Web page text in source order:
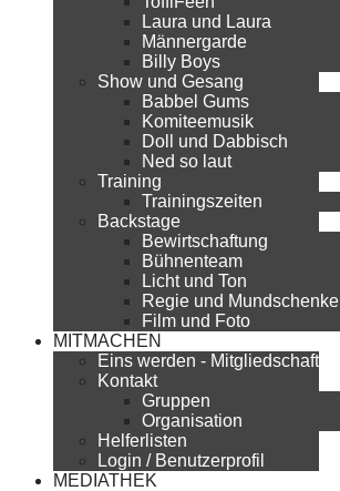
Laura und Laura
Männergarde
Billy Boys
Show und Gesang
Babbel Gums
Komiteemusik
Doll und Dabbisch
Ned so laut
Training
Trainingszeiten
Backstage
Bewirtschaftung
Bühnenteam
Licht und Ton
Regie und Mundschenke
Film und Foto
MITMACHEN
Eins werden - Mitgliedschaft
Kontakt
Gruppen
Organisation
Helferlisten
Login / Benutzerprofil
MEDIATHEK